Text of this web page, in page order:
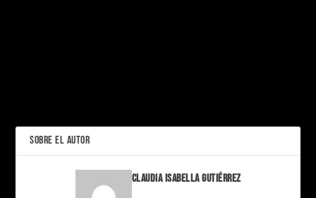
SOBRE EL AUTOR
Claudia Isabella Gutiérrez